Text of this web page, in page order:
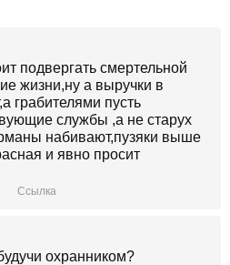
подвергать смертельной
жизни,ну а выручки в
грабителями пусть
службы ,а не старух
набивают,пузяки выше
и явно просит
Ссылка
охранником?